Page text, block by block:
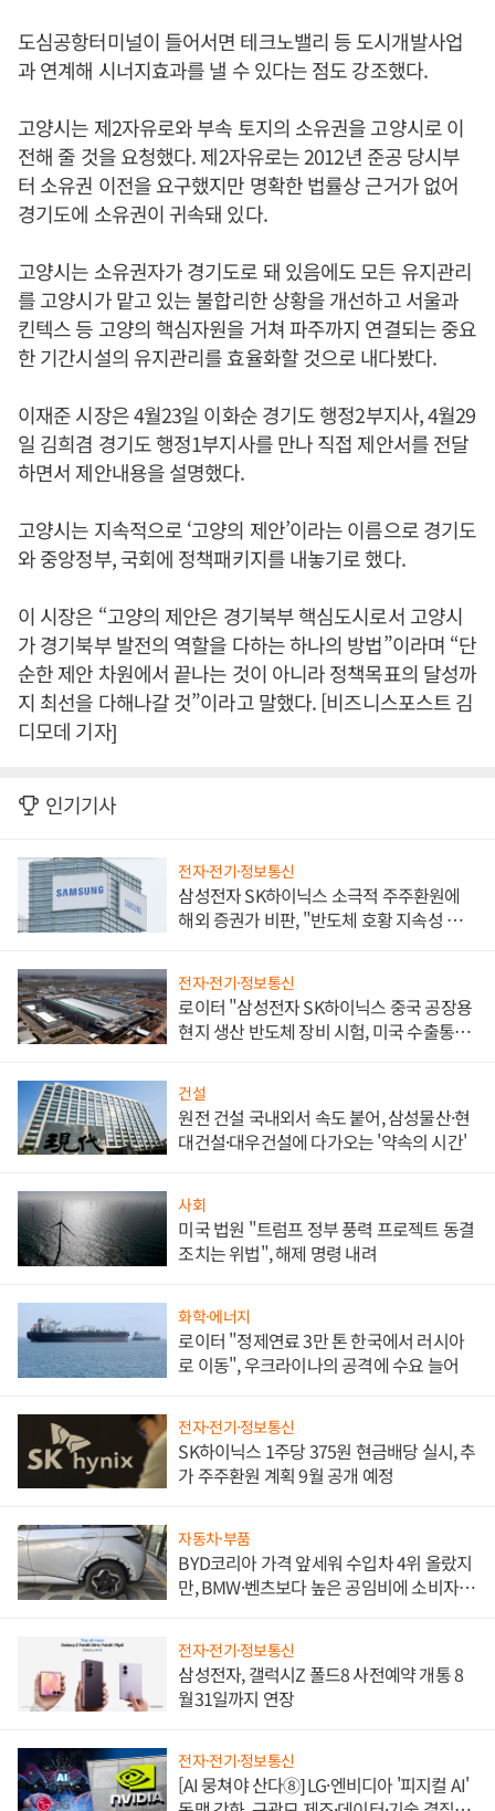
도심공항터미널이 들어서면 테크노밸리 등 도시개발사업
과 연계해 시너지효과를 낼 수 있다는 점도 강조했다.
고양시는 제2자유로와 부속 토지의 소유권을 고양시로 이
전해 줄 것을 요청했다. 제2자유로는 2012년 준공 당시부
터 소유권 이전을 요구했지만 명확한 법률상 근거가 없어
경기도에 소유권이 귀속돼 있다.
고양시는 소유권자가 경기도로 돼 있음에도 모든 유지관리
를 고양시가 맡고 있는 불합리한 상황을 개선하고 서울과
킨텍스 등 고양의 핵심자원을 거쳐 파주까지 연결되는 중요
한 기간시설의 유지관리를 효율화할 것으로 내다봤다.
이재준 시장은 4월23일 이화순 경기도 행정2부지사, 4월29
일 김희겸 경기도 행정1부지사를 만나 직접 제안서를 전달
하면서 제안내용을 설명했다.
고양시는 지속적으로 ‘고양의 제안’이라는 이름으로 경기도
와 중앙정부, 국회에 정책패키지를 내놓기로 했다.
이 시장은 “고양의 제안은 경기북부 핵심도시로서 고양시
가 경기북부 발전의 역할을 다하는 하나의 방법”이라며 “단
순한 제안 차원에서 끝나는 것이 아니라 정책목표의 달성까
지 최선을 다해나갈 것”이라고 말했다. [비즈니스포스트 김
디모데 기자]
인기기사
전자·전기·정보통신
삼성전자 SK하이닉스 소극적 주주환원에
해외 증권가 비판, "반도체 호황 지속성 의
전자·전기·정보통신
로이터 "삼성전자 SK하이닉스 중국 공장용
현지 생산 반도체 장비 시험, 미국 수출통제
건설
원전 건설 국내외서 속도 붙어, 삼성물산·현
대건설·대우건설에 다가오는 '약속의 시간'
사회
미국 법원 "트럼프 정부 풍력 프로젝트 동결
조치는 위법", 해제 명령 내려
화학·에너지
로이터 "정제연료 3만 톤 한국에서 러시아
로 이동", 우크라이나의 공격에 수요 늘어
전자·전기·정보통신
SK하이닉스 1주당 375원 현금배당 실시, 추
가 주주환원 계획 9월 공개 예정
자동차·부품
BYD코리아 가격 앞세워 수입차 4위 올랐지
만, BMW·벤츠보다 높은 공임비에 소비자
전자·전기·정보통신
삼성전자, 갤럭시Z 폴드8 사전예약 개통 8
월31일까지 연장
전자·전기·정보통신
[AI 뭉쳐야 산다⑧] LG·엔비디아 '피지컬 AI'